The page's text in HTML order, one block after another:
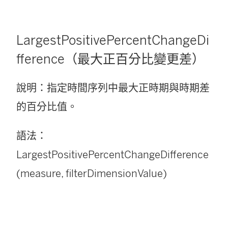
LargestPositivePercentChangeDi
fference（最大正百分比變更差）
說明：指定時間序列中最大正時期與時期差
的百分比值。
語法：
LargestPositivePercentChangeDifference
(measure, filterDimensionValue)